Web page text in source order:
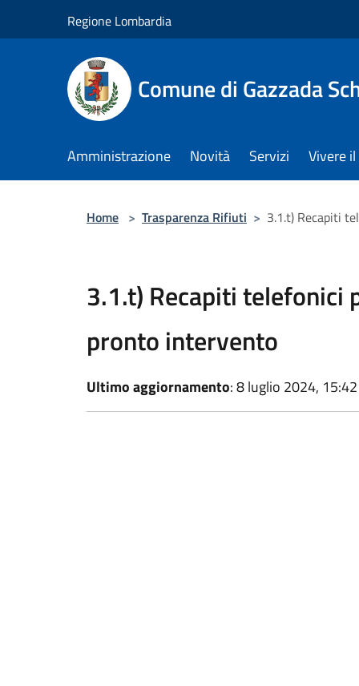
Regione Lombardia
Comune di Gazzada
Amministrazione Novità Servizi Vivere
Home > Trasparenza Rifiuti > 3.1.t) Recapiti
3.1.t) Recapiti telefonici
pronto intervento
Ultimo aggiornamento: 8 luglio 2024, 15:42